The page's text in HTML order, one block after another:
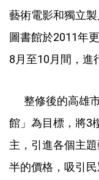
藝術電影和獨立
圖書館於2011年
8月至10月間，進
整修後的高雄
館」為目標，將3
主，引進各個主
半的價格，吸引